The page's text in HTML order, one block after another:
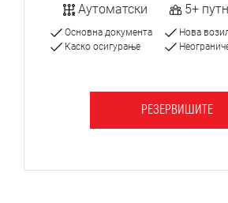
Аутоматски 5+
Основна документа
Каско осигурање
Нова
РЕЗЕРВИШИТЕ